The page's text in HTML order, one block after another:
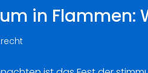
in Flammen: